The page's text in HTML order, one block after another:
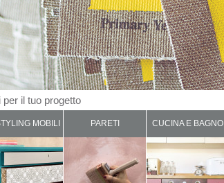
per il tuo progetto
MOBILI PARETI CUCINA E BAGNO